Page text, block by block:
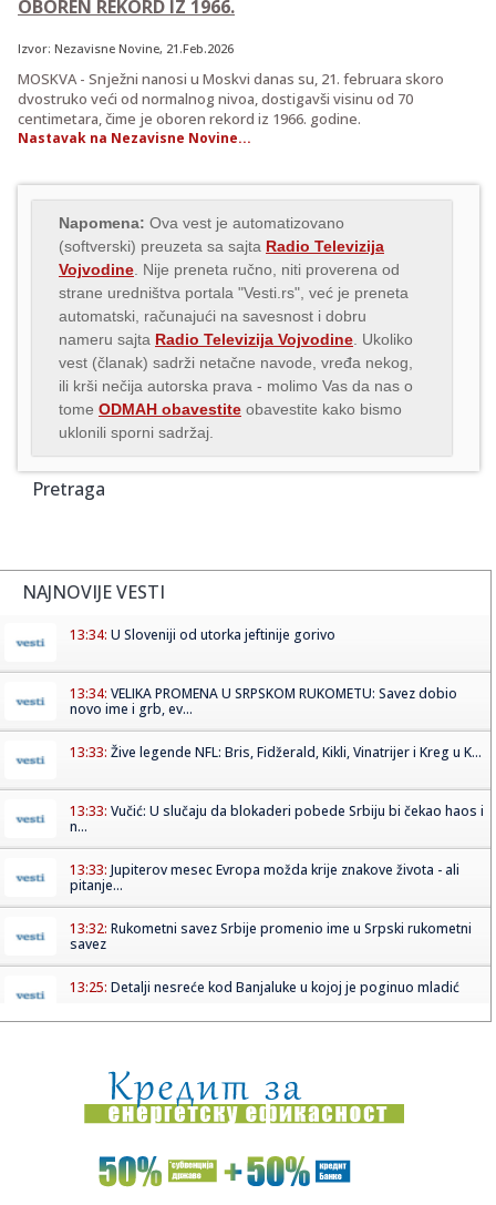
OBOREN REKORD IZ 1966.
Izvor: Nezavisne Novine, 21.Feb.2026
MOSKVA - Snježni nanosi u Moskvi danas su, 21. februara skoro
dvostruko veći od normalnog nivoa, dostigavši visinu od 70
centimetara, čime je oboren rekord iz 1966. godine.
Nastavak na Nezavisne Novine...
Napomena: Ova vest je automatizovano
(softverski) preuzeta sa sajta Radio Televizija
Vojvodine . Nije preneta ručno, niti proverena od
strane uredništva portala "Vesti.rs", već je preneta
automatski, računajući na savesnost i dobru
nameru sajta Radio Televizija Vojvodine . Ukoliko
vest (članak) sadrži netačne navode, vređa nekog,
ili krši nečija autorska prava - molimo Vas da nas o
tome ODMAH obavestite obavestite kako bismo
uklonili sporni sadržaj.
Pretraga
NAJNOVIJE VESTI
13:34: U Sloveniji od utorka jeftinije gorivo
13:34: VELIKA PROMENA U SRPSKOM RUKOMETU: Savez dobio
novo ime i grb, ev...
13:33: Žive legende NFL: Bris, Fidžerald, Kikli, Vinatrijer i Kreg u K...
13:33: Vučić: U slučaju da blokaderi pobede Srbiju bi čekao haos i
n...
13:33: Jupiterov mesec Evropa možda krije znakove života - ali
pitanje...
13:32: Rukometni savez Srbije promenio ime u Srpski rukometni
savez
13:25: Detalji nesreće kod Banjaluke u kojoj je poginuo mladić
13:25:Mostar: Ruševina Alajbegovića kuće poklopila tri
automobila
13:25:Teška nesreća u Potkozarju: Poginuo mladić